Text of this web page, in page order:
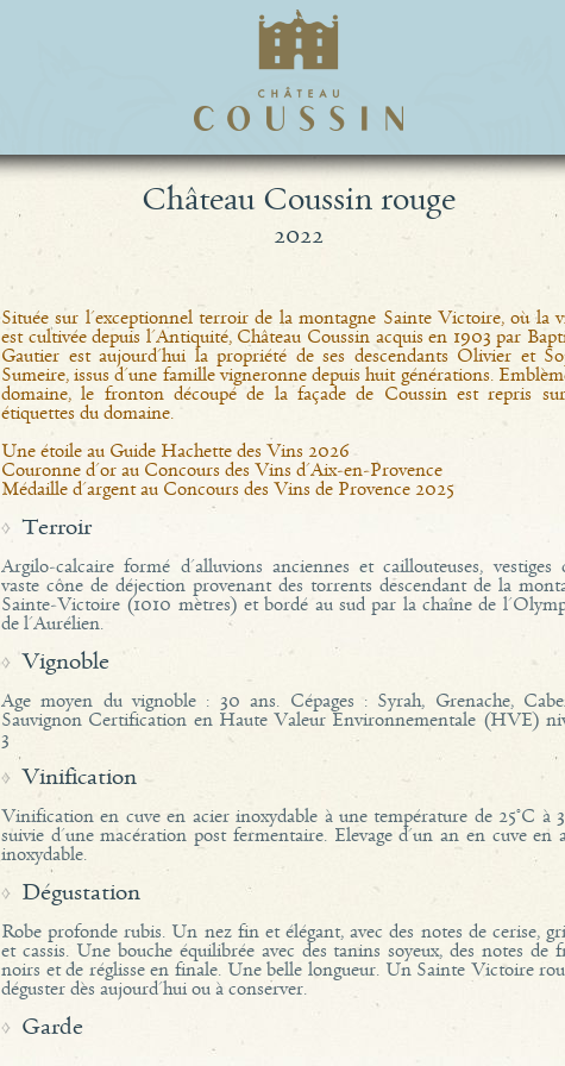
Château Coussin rouge
2022
Située sur l'exceptionnel terroir de la montagne Sainte Victoire, où la
est cultivée depuis l'Antiquité, Château Coussin acquis en 1903 par
Gautier est aujourd'hui la propriété de ses descendants Olivier et
Sumeire, issus d'une famille vigneronne depuis huit générations.
domaine, le fronton découpé de la façade de Coussin est repris
étiquettes du domaine.
Une étoile au Guide Hachette des Vins 2026
Couronne d'or au Concours des Vins d'Aix-en-Provence
Médaille d'argent au Concours des Vins de Provence 2025
terroir
Argilo-calcaire formé d'alluvions anciennes et caillouteuses, vestiges
vaste cône de déjection provenant des torrents descendant de la
Sainte-Victoire (1010 mètres) et bordé au sud par la chaîne de
de l'Aurélien.
vignoble
Age moyen du vignoble : 30 ans. Cépages : Syrah, Grenache,
Sauvignon Certification en Haute Valeur Environnementale (HVE)
3
vinification
Vinification en cuve en acier inoxydable à une température de 25°C à
suivie d'une macération post fermentaire. Elevage d'un an en cuve en
inoxydable.
dégustation
Robe profonde rubis. Un nez fin et élégant, avec des notes de cerise,
et cassis. Une bouche équilibrée avec des tanins soyeux, des notes de
noirs et de réglisse en finale. Une belle longueur. Un Sainte Victoire
déguster dès aujourd'hui ou à conserver.
garde